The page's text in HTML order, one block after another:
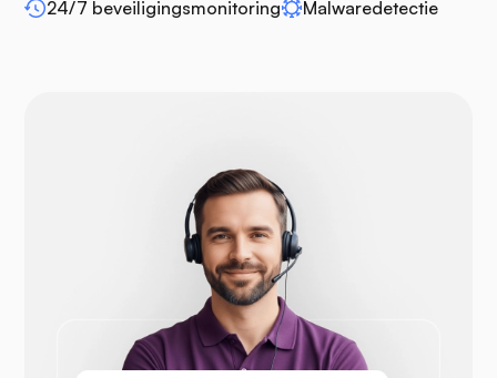
Opencart
24/7 beveiligingsmonitoring Malwaredetectie